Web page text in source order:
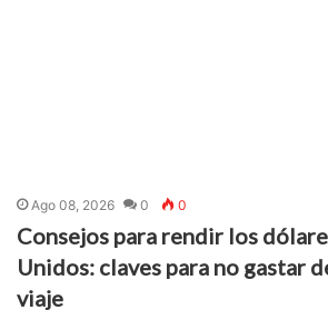
Ago 08, 2026 0 0
Consejos para rendir los
Unidos: claves para no gastar
viaje